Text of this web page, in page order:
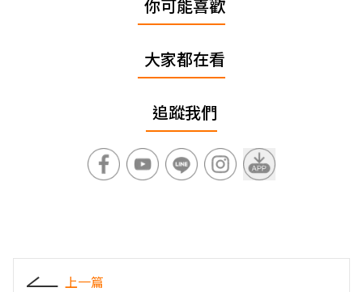
你可能喜歡
大家都在看
追蹤我們
上一篇